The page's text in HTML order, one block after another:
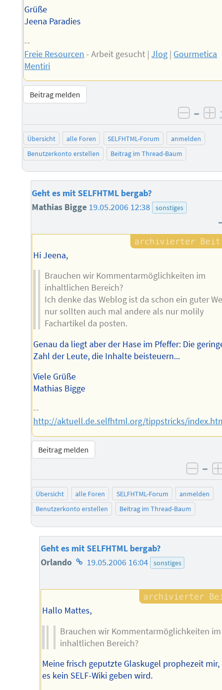
Grüße
Jeena Paradies
--
Freie Resourcen - Arbeit gesucht |Jlog | Gourmetica
Mentiri
Beitrag melden
–
Übersicht alle Foren SELFHTML-Forum
anmelden
Benutzerkonto erstellen
Beitrag im Thread-Baum
Geht es mit SELFHTML bergab?
Mathias Bigge 19.05.2006 12:38 sonstiges
Hi Jeena,
Brauchen wir Kommentarmöglichkeiten im
inhaltlichen Bereich?
Ich denke das Weblog ist da schon ein guter
nur sollten auch mal andere als nur molily
Fachartikel da posten.
Genau da liegt aber der Hase im Pfeffer: Die
Zahl der Leute, die Inhalte beisteuern...
Viele Grüße
Mathias Bigge
--
http://aktuell.de.selfhtml.org/tippstricks/
Beitrag melden
–
Übersicht alle Foren SELFHTML-Forum
anmelden
Benutzerkonto erstellen
Beitrag im Thread-Baum
Geht es mit SELFHTML bergab?
Orlando Homepage
Autors
19.05.2006 16:04 sonstiges
Hallo Mattes,
Brauchen wir Kommentarmöglichkeiten im
inhaltlichen Bereich?
Meine frisch geputzte Glaskugel prophezeit mir,
es kein SELF-Wiki geben wird.